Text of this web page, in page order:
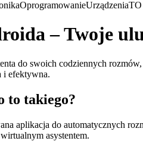
OprogramowanieUrządzeniaTO
– Twoje
do swoich codziennych
i efektywna.
to takiego?
aplikacja do automatycznych
asystentem.